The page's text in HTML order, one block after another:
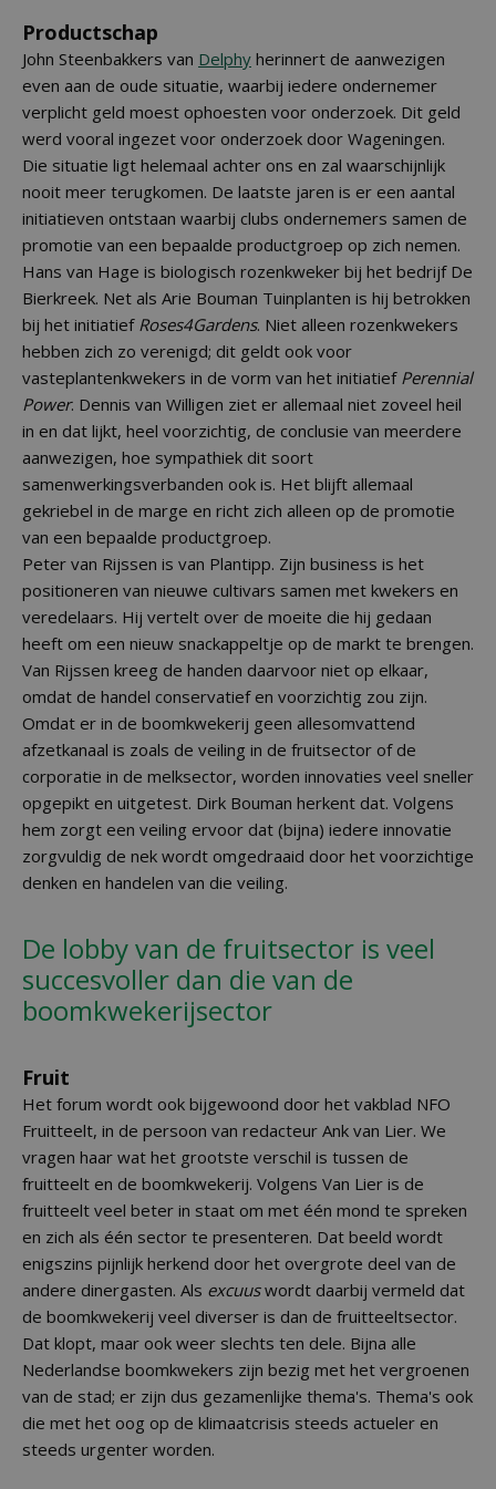
Productschap
John Steenbakkers van Delphy herinnert de aanwezigen
even aan de oude situatie, waarbij iedere ondernemer
verplicht geld moest ophoesten voor onderzoek. Dit geld
werd vooral ingezet voor onderzoek door Wageningen.
Die situatie ligt helemaal achter ons en zal waarschijnlijk
nooit meer terugkomen. De laatste jaren is er een aantal
initiatieven ontstaan waarbij clubs ondernemers samen de
promotie van een bepaalde productgroep op zich nemen.
Hans van Hage is biologisch rozenkweker bij het bedrijf De
Bierkreek. Net als Arie Bouman Tuinplanten is hij betrokken
bij het initiatief Roses4Gardens. Niet alleen rozenkwekers
hebben zich zo verenigd; dit geldt ook voor
vasteplantenkwekers in de vorm van het initiatief Perennial
Power. Dennis van Willigen ziet er allemaal niet zoveel heil
in en dat lijkt, heel voorzichtig, de conclusie van meerdere
aanwezigen, hoe sympathiek dit soort
samenwerkingsverbanden ook is. Het blijft allemaal
gekriebel in de marge en richt zich alleen op de promotie
van een bepaalde productgroep.
Peter van Rijssen is van Plantipp. Zijn business is het
positioneren van nieuwe cultivars samen met kwekers en
veredelaars. Hij vertelt over de moeite die hij gedaan
heeft om een nieuw snackappeltje op de markt te brengen.
Van Rijssen kreeg de handen daarvoor niet op elkaar,
omdat de handel conservatief en voorzichtig zou zijn.
Omdat er in de boomkwekerij geen allesomvattend
afzetkanaal is zoals de veiling in de fruitsector of de
corporatie in de melksector, worden innovaties veel sneller
opgepikt en uitgetest. Dirk Bouman herkent dat. Volgens
hem zorgt een veiling ervoor dat (bijna) iedere innovatie
zorgvuldig de nek wordt omgedraaid door het voorzichtige
denken en handelen van die veiling.
De lobby van de fruitsector is veel
succesvoller dan die van de
boomkwekerijsector
Fruit
Het forum wordt ook bijgewoond door het vakblad NFO
Fruitteelt, in de persoon van redacteur Ank van Lier. We
vragen haar wat het grootste verschil is tussen de
fruitteelt en de boomkwekerij. Volgens Van Lier is de
fruitteelt veel beter in staat om met één mond te spreken
en zich als één sector te presenteren. Dat beeld wordt
enigszins pijnlijk herkend door het overgrote deel van de
andere dinergasten. Als excuuswordt daarbij vermeld dat
de boomkwekerij veel diverser is dan de fruitteeltsector.
Dat klopt, maar ook weer slechts ten dele. Bijna alle
Nederlandse boomkwekers zijn bezig met het vergroenen
van de stad; er zijn dus gezamenlijke thema's. Thema's ook
die met het oog op de klimaatcrisis steeds actueler en
steeds urgenter worden.